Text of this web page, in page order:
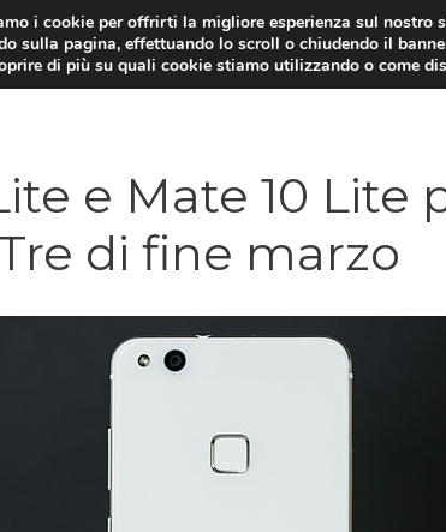
e Mate 10 Lite
di fine marzo
i cookie per offrirti la migliore esperienza sul nostro
sulla pagina, effettuando lo scroll o chiudendo il
di più su quali cookie stiamo utilizzando o come